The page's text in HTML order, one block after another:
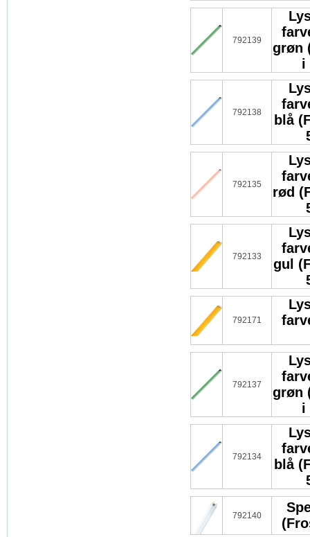
792139
grøn
i
792138
blå
792135
rød
792133
gul
792171
792137
grøn
i
792134
blå
792140